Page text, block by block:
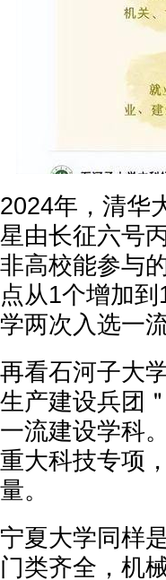
2024年，清华
星由长征六号
非高校能参与
点从1个增加
学两次入选一
再看石河子大
生产建设兵团
一流建设学科
重大科技专项
量。
宁夏大学同样
门类齐全，机